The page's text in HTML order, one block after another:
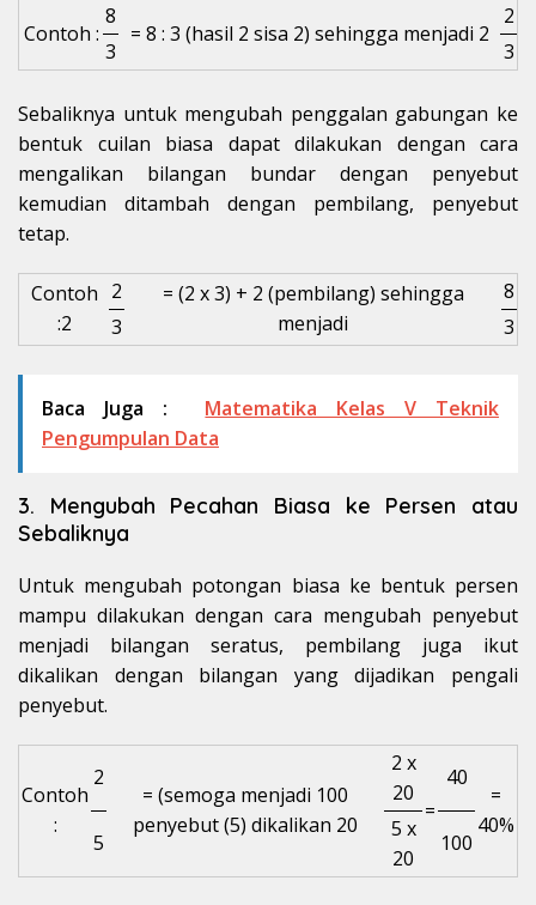
Contoh :
8
= 8 : 3 (hasil 2 sisa 2) sehingga menjadi 2
2
3
3
Sebaliknya untuk mengubah penggalan gabungan ke
bentuk cuilan biasa dapat dilakukan dengan cara
mengalikan bilangan bundar dengan penyebut
kemudian ditambah dengan pembilang, penyebut
tetap.
Contoh
:2
2
= (2 x 3) + 2 (pembilang) sehingga
menjadi
8
3
3
Baca Juga :
Matematika Kelas V Teknik
Pengumpulan Data
3. Mengubah Pecahan Biasa ke Persen atau
Sebaliknya
Untuk mengubah potongan biasa ke bentuk persen
mampu dilakukan dengan cara mengubah penyebut
menjadi bilangan seratus, pembilang juga ikut
dikalikan dengan bilangan yang dijadikan pengali
penyebut.
Contoh
:
2
= (semoga menjadi 100
penyebut (5) dikalikan 20
2 x
20
=
40
=
40%
5
5 x
20
100